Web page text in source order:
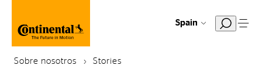
Spain
Sobre nosotros Stories